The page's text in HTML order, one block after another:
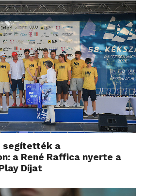
segítették a
a René Raffica nyerte a
Díjat